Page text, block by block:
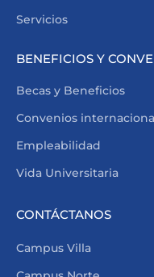
Servicios
BENEFICIOS Y
Becas y Beneficios
Convenios
Empleabilidad
Vida Universitaria
CONTÁCTANOS
Campus Villa